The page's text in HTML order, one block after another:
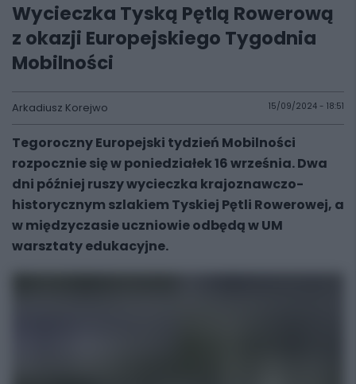
Wycieczka Tyską Pętlą Rowerową
z okazji Europejskiego Tygodnia
Mobilności
Arkadiusz Korejwo 15/09/2024 - 18:51
Tegoroczny Europejski tydzień Mobilności
rozpocznie się w poniedziałek 16 września. Dwa
dni później ruszy wycieczka krajoznawczo-
historycznym szlakiem Tyskiej Pętli Rowerowej, a
w międzyczasie uczniowie odbędą w UM
warsztaty edukacyjne.